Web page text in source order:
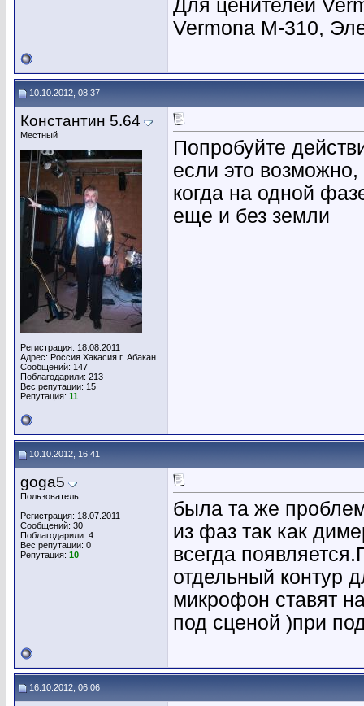
Для ценителей
Vermona M-310,
10.10.2012, 08:37
Константин 5.64
Местный
Регистрация: 18.08.2011
Адрес: Россия Хакасия г. Абакан
Сообщений: 147
Поблагодарили: 213
Вес репутации: 15
Репутация: 11
Попробуйте
если это
когда на одной
еще и без земли
10.10.2012, 16:41
goga5
Пользователь
Регистрация: 18.07.2011
Сообщений: 30
Поблагодарили: 4
Вес репутации: 0
Репутация: 10
была та же
из фаз так как
всегда
отдельный контур
микрофон ставят
под сценой )при
16.10.2012, 06:06